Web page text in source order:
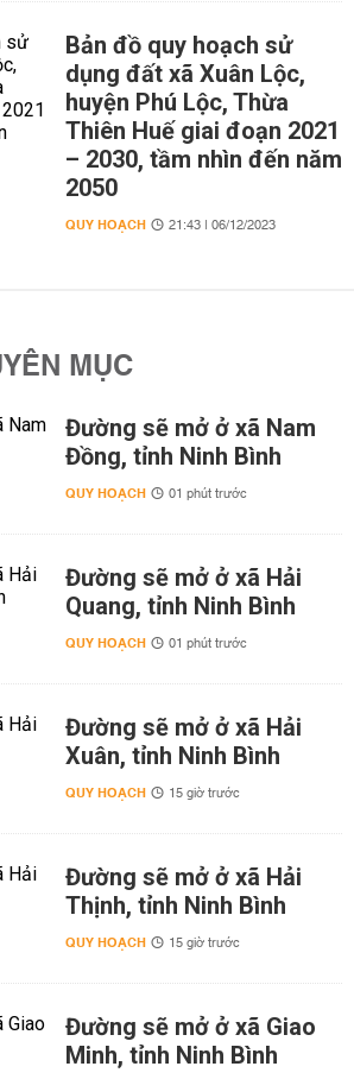
Bản đồ quy hoạch sử
dụng đất xã Xuân Lộc,
huyện Phú Lộc, Thừa
Thiên Huế giai đoạn 2021
– 2030, tầm nhìn đến năm
2050
QUY HOẠCH 21:43 | 06/12/2023
MỤC
Đường sẽ mở ở xã Nam
Đồng, tỉnh Ninh Bình
QUY HOẠCH 01 phút trước
Đường sẽ mở ở xã Hải
Quang, tỉnh Ninh Bình
QUY HOẠCH 01 phút trước
Đường sẽ mở ở xã Hải
Xuân, tỉnh Ninh Bình
QUY HOẠCH 15 giờ trước
Đường sẽ mở ở xã Hải
Thịnh, tỉnh Ninh Bình
QUY HOẠCH 15 giờ trước
Đường sẽ mở ở xã Giao
Minh, tỉnh Ninh Bình